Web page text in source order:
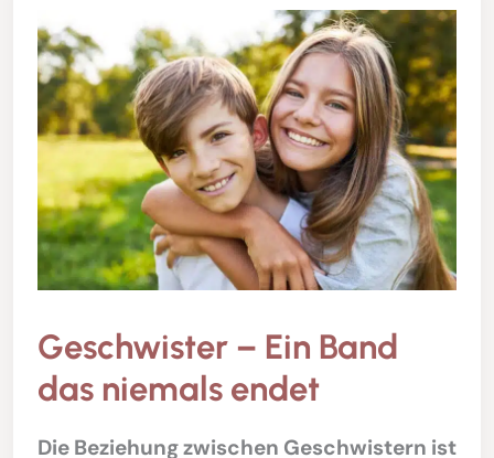
Geschwister – Ein Band
das niemals endet
Die Beziehung zwischen Geschwistern ist